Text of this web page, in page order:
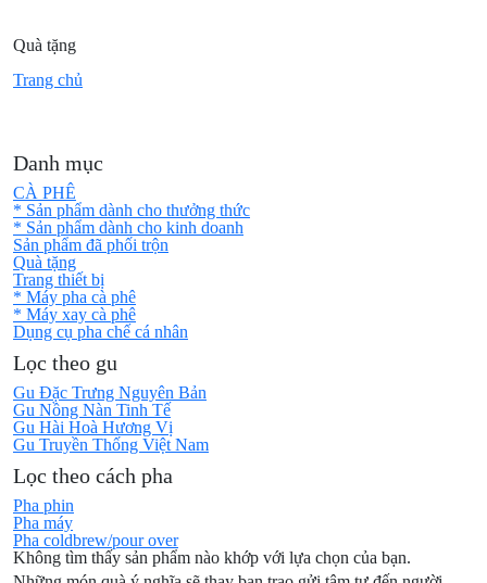
Quà tặng
Trang chủ
Danh mục
CÀ PHÊ
* Sản phẩm dành cho thưởng thức
* Sản phẩm dành cho kinh doanh
Sản phẩm đã phối trộn
Quà tặng
Trang thiết bị
* Máy pha cà phê
* Máy xay cà phê
Dụng cụ pha chế cá nhân
Lọc theo gu
Gu Đặc Trưng Nguyên Bản
Gu Nồng Nàn Tinh Tế
Gu Hài Hoà Hương Vị
Gu Truyền Thống Việt Nam
Lọc theo cách pha
Pha phin
Pha máy
Pha coldbrew/pour over
Không tìm thấy sản phẩm nào khớp với lựa chọn của bạn.